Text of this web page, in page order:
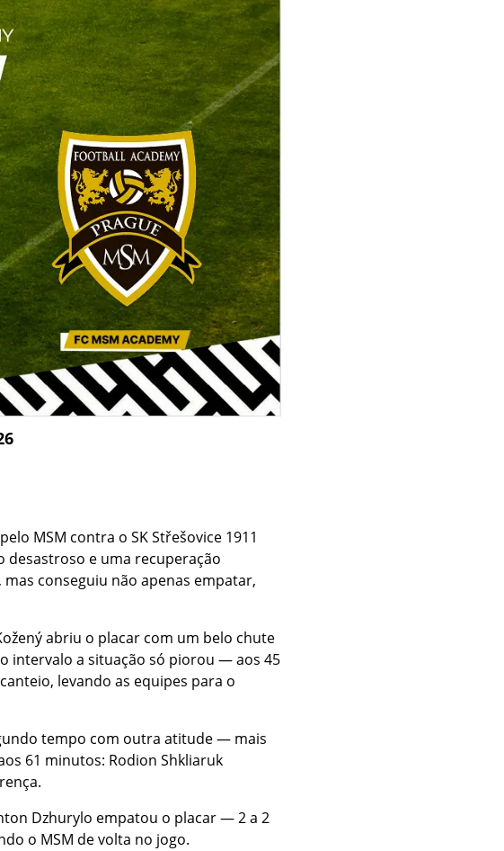
MSM contra o SK Střešovice 1911
e uma recuperação
conseguiu não apenas empatar,
abriu o placar com um belo chute
intervalo a situação só piorou — aos 45
levando as equipes para o
tempo com outra atitude — mais
61 minutos: Rodion Shkliaruk
Dzhurylo empatou o placar — 2 a 2
o MSM de volta no jogo.